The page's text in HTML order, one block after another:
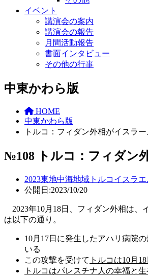
イベント
講演会の案内
講演会の報告
月間活動報告
書面インタビュー
その他の行事
中東かわら版
HOME
中東かわら版
トルコ：フィダン外相がイスラ
№108 トルコ：フィダン
2023東地中海地域 トルコ イスラエ
公開日:2023/10/20
2023年10月18日、フィダン外相は、
は以下の通り。
10月17日に発生したアハリ病院
いる
この攻撃を受けて トルコは10月
トルコはパレスチナ人の幸福と